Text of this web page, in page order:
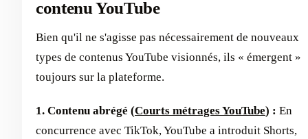
contenu YouTube
Bien qu'il ne s'agisse pas nécessairement de nouveaux
types de contenus YouTube visionnés, ils « émergent »
toujours sur la plateforme.
1. Contenu abrégé (Courts métrages YouTube) : En
concurrence avec TikTok, YouTube a introduit Shorts,